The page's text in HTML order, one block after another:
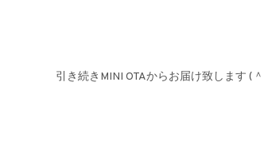
引き続きMINI OTAからお届け致します (